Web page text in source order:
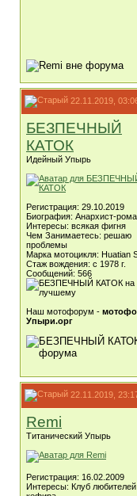
22.11.2019,
БЕЗПЕЧНЫЙ
КАТОК
Идейный Упырь
Регистрация: 29.10.2019
Биография: Анархист-
Интересы: всякая фигня
Чем Занимаетесь: решаю
проблемы
Марка мотоцикля: Huatian
Стаж вождения: с 1978 г.
Сообщений: 566
Наш мотофорум -
Упыри.орг
22.11.2019,
Remi
Титанический Упырь
Регистрация: 16.02.2009
Интересы: Клуб любителей